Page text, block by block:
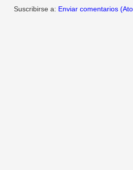
Suscribirse a: Enviar comentarios